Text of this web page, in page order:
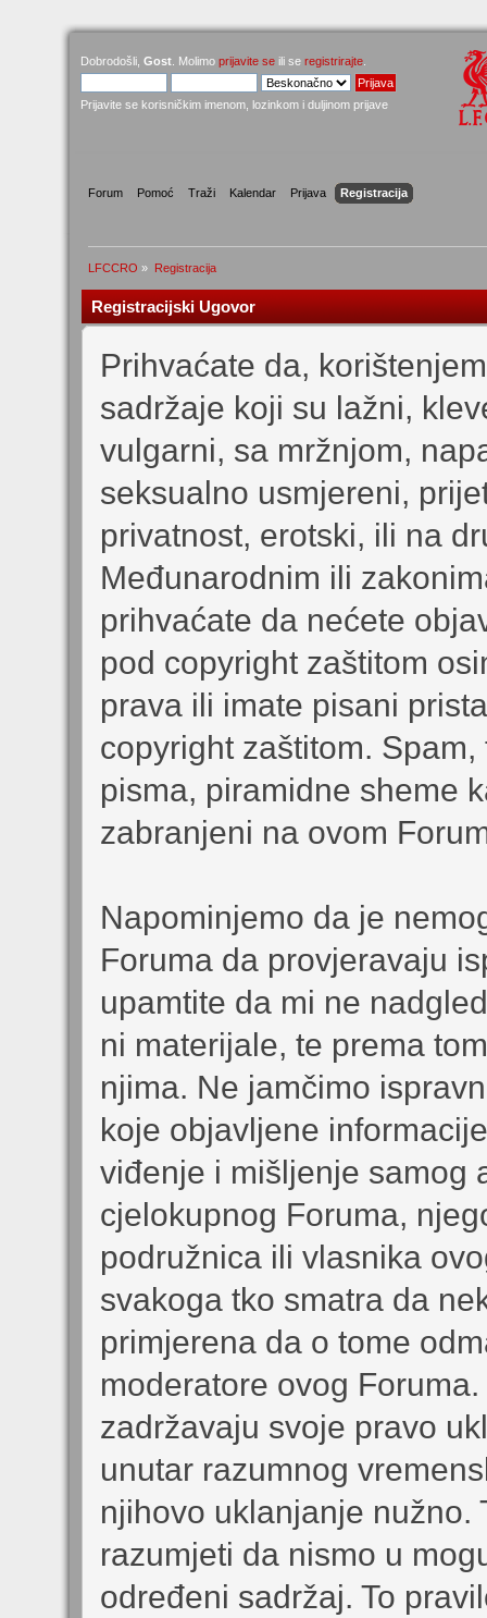
Dobrodošli, Gost . Molimo prijavite se ili se registrirajte
Prijavite se korisničkim imenom, lozinkom i duljinom prijave
Forum Pomoć Traži Kalendar Prijava Registracija
LFCCRO » Registracija
Registracijski Ugovor
Prihvaćate da,
sadržaje koji su lažni,
vulgarni, sa mržnjom,
seksualno usmjereni,
privatnost, erotski, ili na
Međunarodnim ili
prihvaćate da nećete
pod copyright zaštitom
prava ili imate pisani
copyright zaštitom.
pisma, piramidne sheme
zabranjeni na ovom
Napominjemo da je
Foruma da provjeravaju
upamtite da mi ne
ni materijale, te prema
njima. Ne jamčimo
koje objavljene
viđenje i mišljenje samog
cjelokupnog Foruma,
podružnica ili vlasnika
svakoga tko smatra da
primjerena da o tome
moderatore ovog
zadržavaju svoje pravo
unutar razumnog
njihovo uklanjanje nužno.
razumjeti da nismo u
određeni sadržaj. To